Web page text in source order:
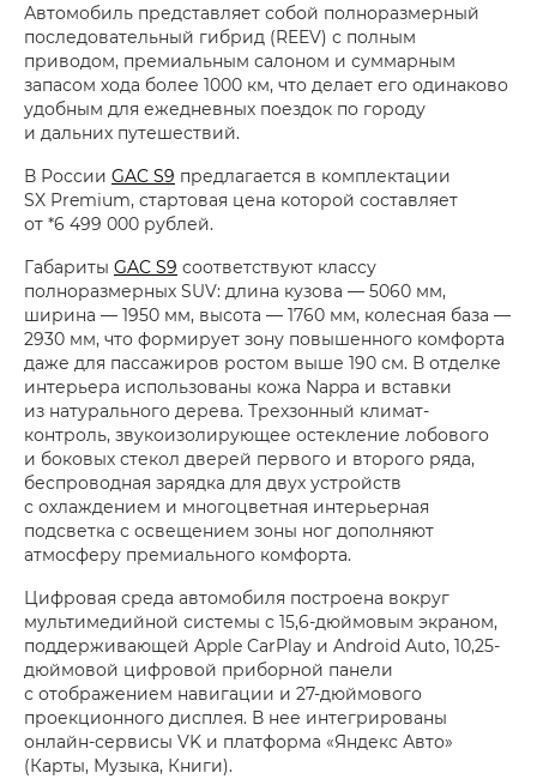
Автомобиль представляет собой полноразмерный
последовательный гибрид (REEV) с полным
приводом, премиальным салоном и суммарным
запасом хода более 1000 км, что делает его одинаково
удобным для ежедневных поездок по городу
и дальних путешествий.
В России GAC S9 предлагается в комплектации
SX Premium, стартовая цена которой составляет
от *6 499 000 рублей.
Габариты GAC S9 соответствуют классу
полноразмерных SUV: длина кузова — 5060 мм,
ширина — 1950 мм, высота — 1760 мм, колесная база —
2930 мм, что формирует зону повышенного комфорта
даже для пассажиров ростом выше 190 см. В отделке
интерьера использованы кожа Nappa и вставки
из натурального дерева. Трехзонный климат-
контроль, звукоизолирующее остекление лобового
и боковых стекол дверей первого и второго ряда,
беспроводная зарядка для двух устройств
с охлаждением и многоцветная интерьерная
подсветка с освещением зоны ног дополняют
атмосферу премиального комфорта.
Цифровая среда автомобиля построена вокруг
мультимедийной системы с 15,6-дюймовым экраном,
поддерживающей Apple CarPlay и Android Auto, 10,25-
дюймовой цифровой приборной панели
с отображением навигации и 27-дюймового
проекционного дисплея. В нее интегрированы
онлайн-сервисы VK и платформа «Яндекс Авто»
(Карты, Музыка, Книги).